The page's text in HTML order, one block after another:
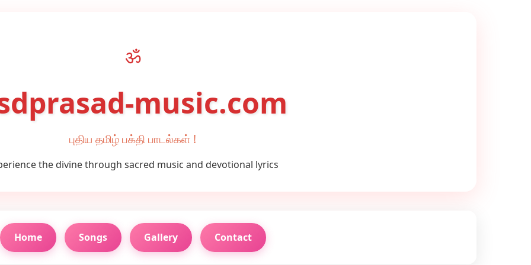
ॐ
music.com
புதிய தமிழ் பக்தி பாடல்கள் !
the divine through sacred music and devotional lyrics
Home Songs Gallery Contact